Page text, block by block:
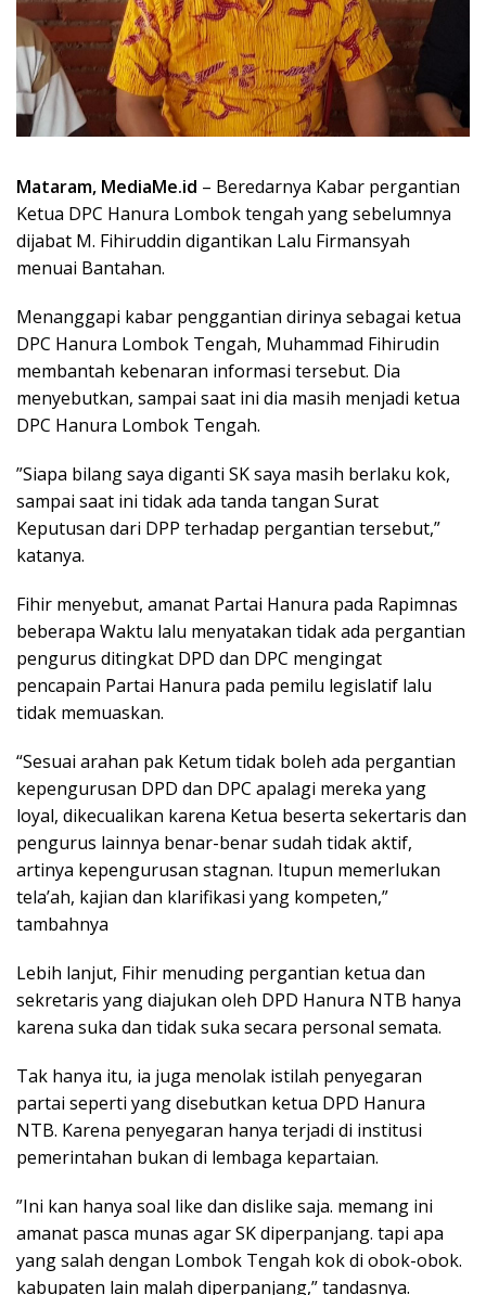
Mataram, MediaMe.id – Beredarnya Kabar pergantian
Ketua DPC Hanura Lombok tengah yang sebelumnya
dijabat M. Fihiruddin digantikan Lalu Firmansyah
menuai Bantahan.
Menanggapi kabar penggantian dirinya sebagai ketua
DPC Hanura Lombok Tengah, Muhammad Fihirudin
membantah kebenaran informasi tersebut. Dia
menyebutkan, sampai saat ini dia masih menjadi ketua
DPC Hanura Lombok Tengah.
”Siapa bilang saya diganti SK saya masih berlaku kok,
sampai saat ini tidak ada tanda tangan Surat
Keputusan dari DPP terhadap pergantian tersebut,”
katanya.
Fihir menyebut, amanat Partai Hanura pada Rapimnas
beberapa Waktu lalu menyatakan tidak ada pergantian
pengurus ditingkat DPD dan DPC mengingat
pencapain Partai Hanura pada pemilu legislatif lalu
tidak memuaskan.
“Sesuai arahan pak Ketum tidak boleh ada pergantian
kepengurusan DPD dan DPC apalagi mereka yang
loyal, dikecualikan karena Ketua beserta sekertaris dan
pengurus lainnya benar-benar sudah tidak aktif,
artinya kepengurusan stagnan. Itupun memerlukan
tela’ah, kajian dan klarifikasi yang kompeten,”
tambahnya
Lebih lanjut, Fihir menuding pergantian ketua dan
sekretaris yang diajukan oleh DPD Hanura NTB hanya
karena suka dan tidak suka secara personal semata.
Tak hanya itu, ia juga menolak istilah penyegaran
partai seperti yang disebutkan ketua DPD Hanura
NTB. Karena penyegaran hanya terjadi di institusi
pemerintahan bukan di lembaga kepartaian.
”Ini kan hanya soal like dan dislike saja. memang ini
amanat pasca munas agar SK diperpanjang. tapi apa
yang salah dengan Lombok Tengah kok di obok-obok.
kabupaten lain malah diperpanjang,” tandasnya.